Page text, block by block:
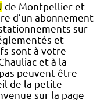
de Montpellier et
d’un abonnement
stationnements sur
et
sont à votre
et à la
peuvent être
de la petite
sur la page